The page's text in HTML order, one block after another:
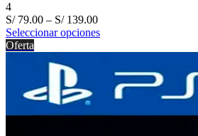
4
S/79.00 – S/139.00
Seleccionar opciones
Oferta